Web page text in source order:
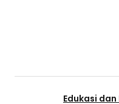
Edukasi